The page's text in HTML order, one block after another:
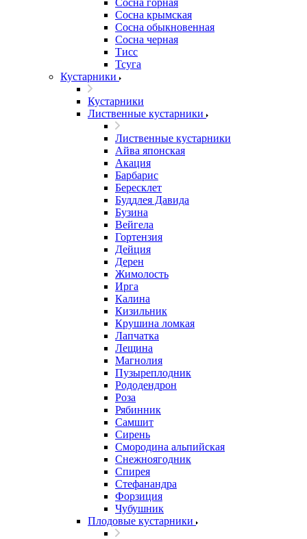
Сосна горная
Сосна крымская
Сосна обыкновенная
Сосна черная
Тисс
Тсуга
Кустарники
Кустарники
Лиственные кустарники
Лиственные кустарники
Айва японская
Акация
Барбарис
Бересклет
Буддлея Давида
Бузина
Вейгела
Гортензия
Дейция
Дерен
Жимолость
Ирга
Калина
Кизильник
Крушина ломкая
Лапчатка
Лещина
Магнолия
Пузыреплодник
Рододендрон
Роза
Рябинник
Самшит
Сирень
Смородина альпийская
Снежноягодник
Спирея
Стефанандра
Форзиция
Чубушник
Плодовые кустарники